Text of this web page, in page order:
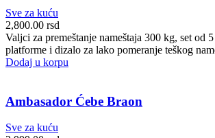
Sve za kuću
2,800.00 rsd
Valjci za premeštanje nameštaja 300 kg, set od
platforme i dizalo za lako pomeranje teškog
Dodaj u korpu
Ambasador Ćebe Braon
Sve za kuću